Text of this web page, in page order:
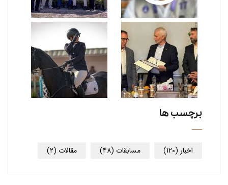
برچسب ها
اخبار (120) مسابقات (48) مقالات (2)